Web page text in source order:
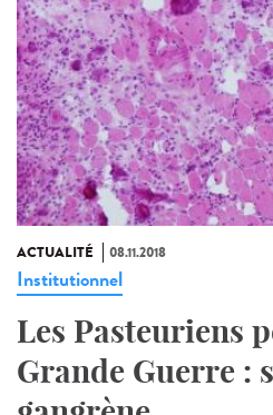
ACTUALITÉ 08.11.2018
Institutionnel
Les Pasteuriens
Grande Guerre :